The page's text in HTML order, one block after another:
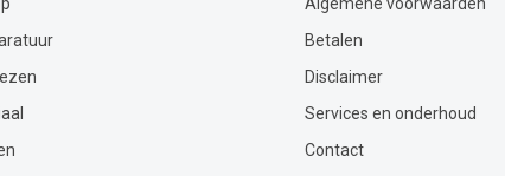
Algemene voorwaarden
Betalen
Disclaimer
Services en onderhoud
Contact